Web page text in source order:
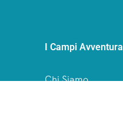
I Campi Avventura
Chi Siamo